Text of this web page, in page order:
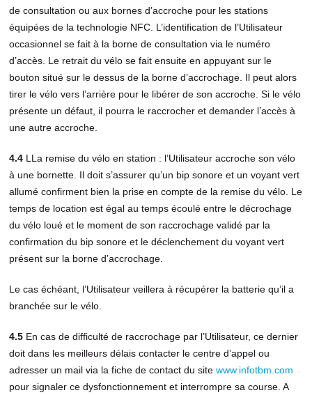
de consultation ou aux bornes d’accroche pour les stations
équipées de la technologie NFC. L’identification de l’Utilisateur
occasionnel se fait à la borne de consultation via le numéro
d’accès. Le retrait du vélo se fait ensuite en appuyant sur le
bouton situé sur le dessus de la borne d’accrochage. Il peut alors
tirer le vélo vers l’arrière pour le libérer de son accroche. Si le vélo
présente un défaut, il pourra le raccrocher et demander l’accès à
une autre accroche.
4.4 LLa remise du vélo en station : l’Utilisateur accroche son vélo
à une bornette. Il doit s’assurer qu’un bip sonore et un voyant vert
allumé confirment bien la prise en compte de la remise du vélo. Le
temps de location est égal au temps écoulé entre le décrochage
du vélo loué et le moment de son raccrochage validé par la
confirmation du bip sonore et le déclenchement du voyant vert
présent sur la borne d’accrochage.
Le cas échéant, l’Utilisateur veillera à récupérer la batterie qu’il a
branchée sur le vélo.
4.5 En cas de difficulté de raccrochage par l’Utilisateur, ce dernier
doit dans les meilleurs délais contacter le centre d’appel ou
adresser un mail via la fiche de contact du sitewww.infotbm.com
pour signaler ce dysfonctionnement et interrompre sa course. A